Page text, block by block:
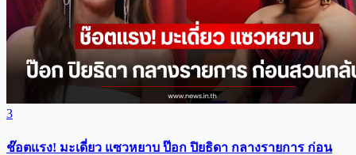
3
ช๊อตแรง! มะเดี่ยว แซวหยาบ ป๊อก ปิยธิดา กลางรายการ ก่อน